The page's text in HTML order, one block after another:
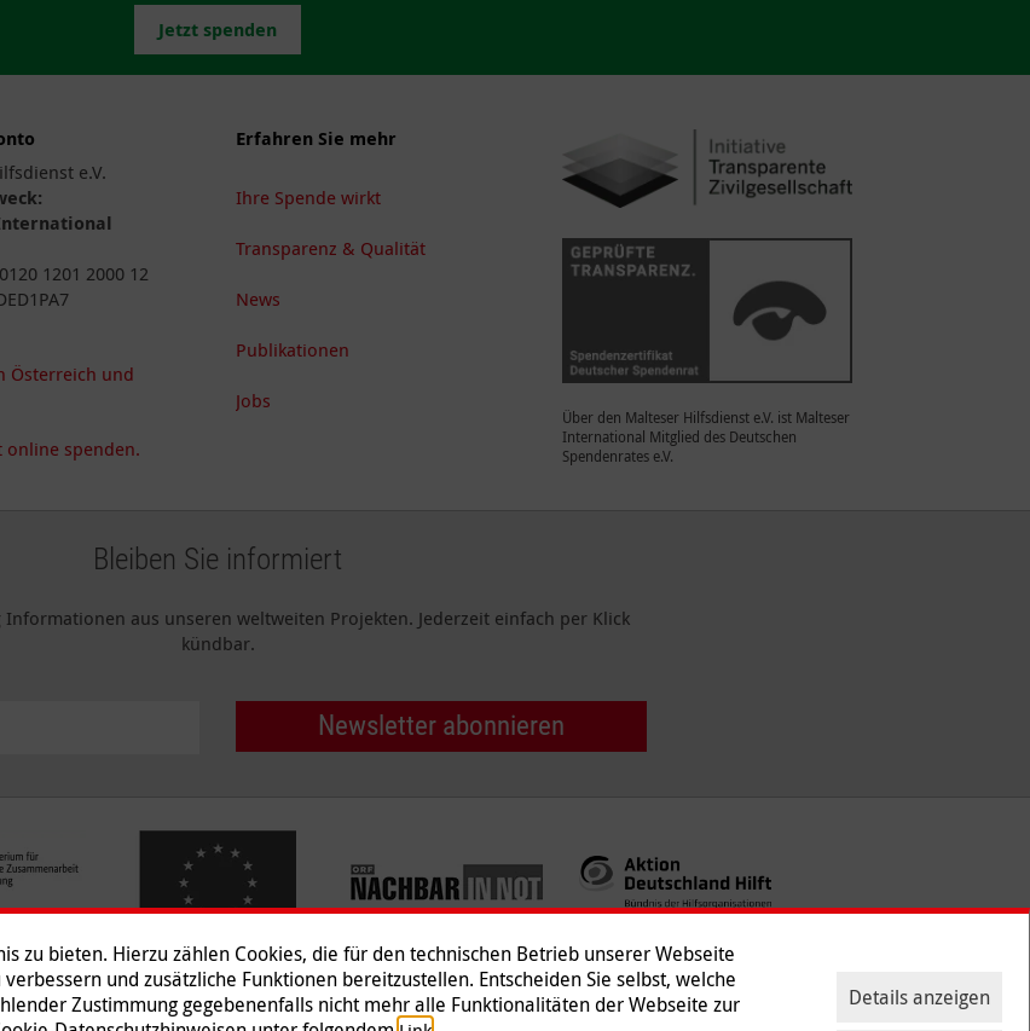
Jetzt spenden
e.V.
1201 2000 12
Österreich und
online spenden.
Erfahren Sie mehr
Ihre Spende wirkt
Transparenz & Qualität
News
Publikationen
Jobs
Über den Malteser Hilfsdienst e.V. ist Malteser
International Mitglied des Deutschen
Spendenrates e.V.
Bleiben Sie informiert
Informationen aus unseren weltweiten Projekten. Jederzeit einfach per Klick
kündbar.
Newsletter abonnieren
Impressum | Datenschutz | Kontakt | Presse
zu bieten. Hierzu zählen Cookies, die für den technischen Betrieb unserer Webseite
und zusätzliche Funktionen bereitzustellen. Entscheiden Sie selbst, welche
Zustimmung gegebenenfalls nicht mehr alle Funktionalitäten der Webseite zur
Details anzeigen